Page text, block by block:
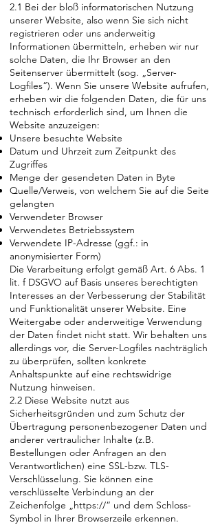
2.1 Bei der bloß informatorischen Nutzung
unserer Website, also wenn Sie sich nicht
registrieren oder uns anderweitig
Informationen übermitteln, erheben wir nur
solche Daten, die Ihr Browser an den
Seitenserver übermittelt (sog. „Server-
Logfiles“). Wenn Sie unsere Website aufrufen,
erheben wir die folgenden Daten, die für uns
technisch erforderlich sind, um Ihnen die
Website anzuzeigen:
Unsere besuchte Website
Datum und Uhrzeit zum Zeitpunkt des
Zugriffes
Menge der gesendeten Daten in Byte
Quelle/Verweis, von welchem Sie auf die Seite
gelangten
Verwendeter Browser
Verwendetes Betriebssystem
Verwendete IP-Adresse (ggf.: in
anonymisierter Form)
Die Verarbeitung erfolgt gemäß Art. 6 Abs. 1
lit. f DSGVO auf Basis unseres berechtigten
Interesses an der Verbesserung der Stabilität
und Funktionalität unserer Website. Eine
Weitergabe oder anderweitige Verwendung
der Daten findet nicht statt. Wir behalten uns
allerdings vor, die Server-Logfiles nachträglich
zu überprüfen, sollten konkrete
Anhaltspunkte auf eine rechtswidrige
Nutzung hinweisen.
2.2 Diese Website nutzt aus
Sicherheitsgründen und zum Schutz der
Übertragung personenbezogener Daten und
anderer vertraulicher Inhalte (z.B.
Bestellungen oder Anfragen an den
Verantwortlichen) eine SSL-bzw. TLS-
Verschlüsselung. Sie können eine
verschlüsselte Verbindung an der
Zeichenfolge „https://“ und dem Schloss-
Symbol in Ihrer Browserzeile erkennen.